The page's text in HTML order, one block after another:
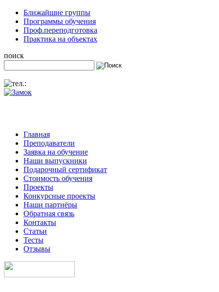
Ближайшие группы
Программы обучения
Проф.переподготовка
Практика на объектах
поиск
Главная
Преподаватели
Заявка на обучение
Наши выпускники
Подарочный сертификат
Стоимость обучения
Проекты
Конкурсные проекты
Наши партнёры
Обратная связь
Контакты
Статьи
Тесты
Отзывы